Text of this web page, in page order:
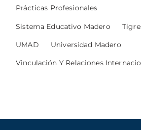
Prácticas Profesionales
Sistema Educativo Madero
UMAD Universidad Madero
Vinculación Y Relaciones